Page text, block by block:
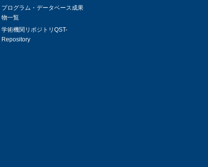
プログラム・データベース成果
物一覧
学術機関リポジトリQST-
Repository